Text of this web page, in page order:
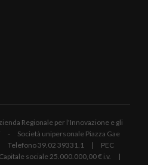
Regionale per l'Innovazione e gli
- Società unipersonale Piazza Gae
Telefono 39.02 39331.1 | PEC
sociale 25.000.000,00 € i.v. |